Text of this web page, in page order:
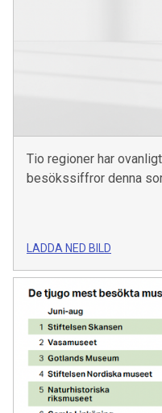
Tio regioner har
besökssiffror denna
LADDA NED BILD